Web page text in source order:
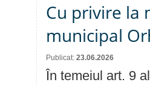
Cu privire la
municipal
Publicat: 23.06.2026
În temeiul art. 9